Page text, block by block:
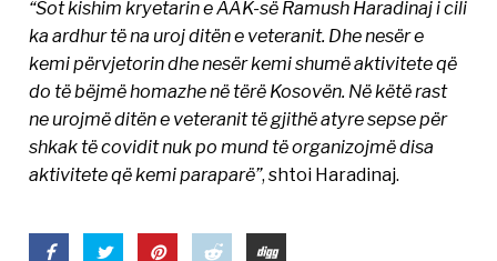
“Sot kishim kryetarin e AAK-së Ramush Haradinaj i cili
ka ardhur të na uroj ditën e veteranit. Dhe nesër e
kemi përvjetorin dhe nesër kemi shumë aktivitete që
do të bëjmë homazhe në tërë Kosovën. Në këtë rast
ne urojmë ditën e veteranit të gjithë atyre sepse për
shkak të covidit nuk po mund të organizojmë disa
aktivitete që kemi paraparë”, shtoi Haradinaj.